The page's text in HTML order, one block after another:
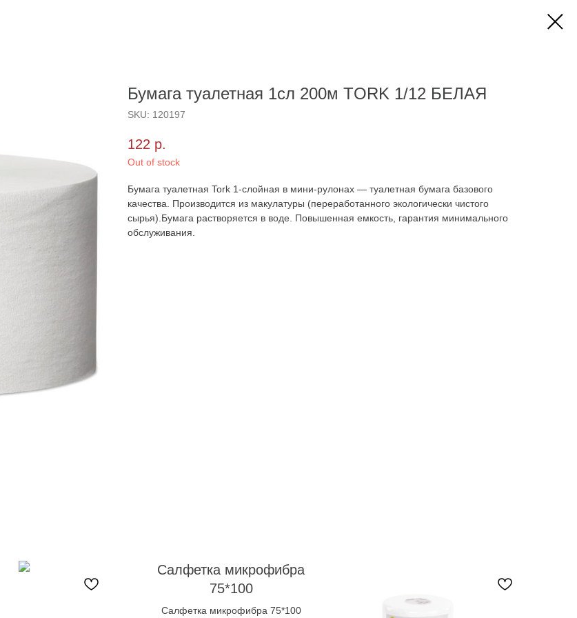
Бумага туалетная 1сл 200м TORK 1/12 БЕЛАЯ
SKU: 120197
122 р.
Out of stock
Бумага туалетная Tork 1-слойная в мини-рулонах — туалетная бумага базового
качества. Производится из макулатуры (переработанного экологически чистого
сырья).Бумага растворяется в воде. Повышенная емкость, гарантия минимального
обслуживания.
Салфетка микрофибра
75*100
Салфетка микрофибра 75*100